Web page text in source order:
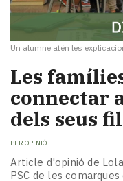
Un alumne atén les
Les
connectar
dels seus
PER OPINIÓ
Article d'opinió de
PSC de les